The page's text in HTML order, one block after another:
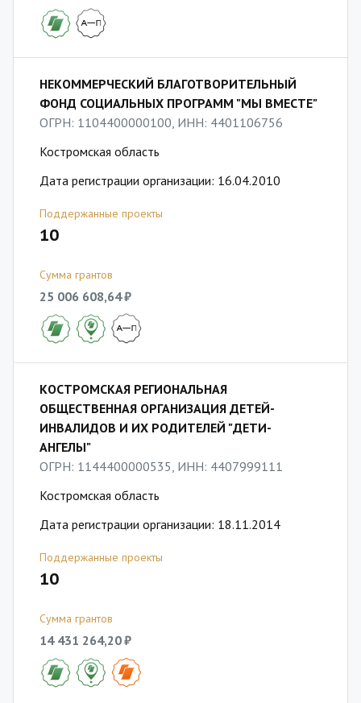
НЕКОММЕРЧЕСКИЙ БЛАГОТВОРИТЕЛЬНЫЙ
ФОНД СОЦИАЛЬНЫХ ПРОГРАММ "МЫ ВМЕСТЕ"
ОГРН: 1104400000100, ИНН: 4401106756
Костромская область
Дата регистрации организации: 16.04.2010
Поддержанные проекты
10
Сумма грантов
25 006 608,64 ₽
КОСТРОМСКАЯ РЕГИОНАЛЬНАЯ
ОБЩЕСТВЕННАЯ ОРГАНИЗАЦИЯ ДЕТЕЙ-
ИНВАЛИДОВ И ИХ РОДИТЕЛЕЙ "ДЕТИ-
АНГЕЛЫ"
ОГРН: 1144400000535, ИНН: 4407999111
Костромская область
Дата регистрации организации: 18.11.2014
Поддержанные проекты
10
Сумма грантов
14 431 264,20 ₽